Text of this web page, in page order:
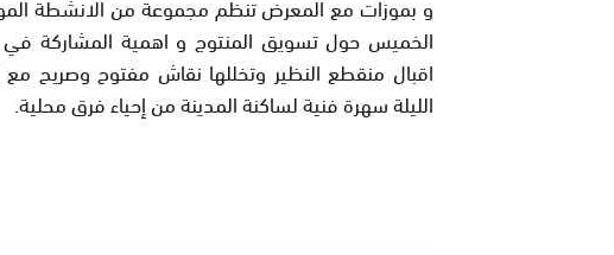
الخميس حول تسويق المنتوج و اهمية المشاركة في
اقبال منقطع النظير وتخللها نقاش مفتوح وصريح
الليلة سهرة فنية لساكنة المدينة من إحياء فرق محلية.